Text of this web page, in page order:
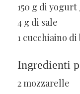
150 g di
4 g di sale
1 cucchiaino
Ingredienti
2 mozzarelle